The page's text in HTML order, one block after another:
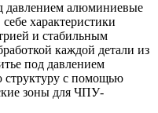
давлением алюминиевые
характеристики
и стабильным
каждой детали из
под давлением
структуру с помощью
зоны для ЧПУ-